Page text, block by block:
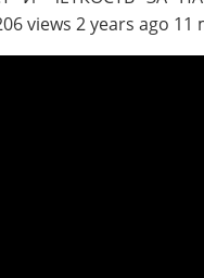
views 2 years ago 11